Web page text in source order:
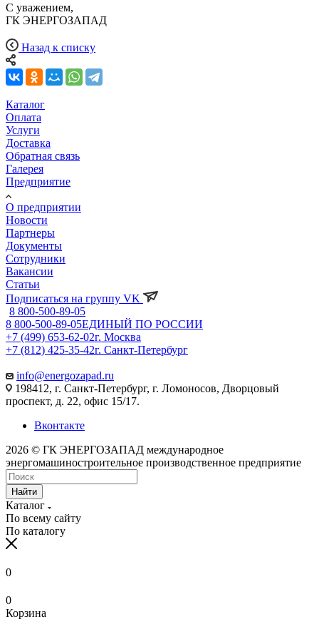
С уважением,
ГК ЭНЕРГОЗАПАД
Назад к списку
Каталог
Оплата
Услуги
Доставка
Обратная связь
Галерея
Предприятие
О предприятии
Новости
Партнеры
Документы
Сотрудники
Вакансии
Статьи
Подписаться на группу VK
8 800-500-89-05
8 800-500-89-05ЕДИНЫЙ ПО РОССИИ
+7 (499) 653-62-02г. Москва
+7 (812) 425-35-42г. Санкт-Петербург
info@energozapad.ru
198412, г. Санкт-Петербург, г. Ломоносов, Дворцовый
проспект, д. 22, офис 15/17.
Вконтакте
2026 © ГК ЭНЕРГОЗАПАД международное
энергомашиностроительное производственное предприятие
Найти
Каталог
По всему сайту
По каталогу
0
0
Корзина